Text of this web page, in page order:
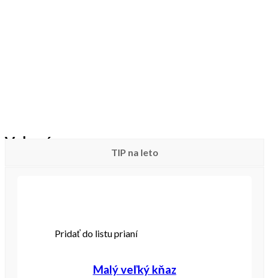
Vyberáme
TIP na leto
Pridať do listu prianí
Malý veľký kňaz